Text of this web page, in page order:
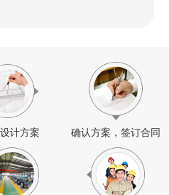
计方案 确认方案，签订合同